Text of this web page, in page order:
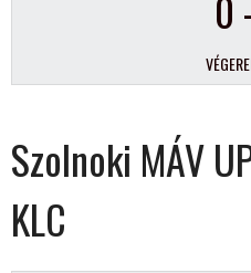
Szolnoki MÁV
KLC